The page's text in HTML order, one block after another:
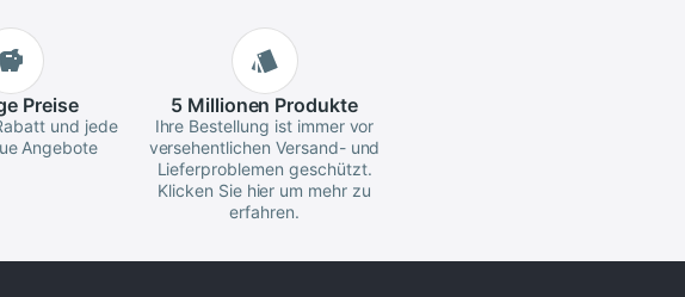
Preise
und jede
Angebote
5 Millionen Produkte
Ihre Bestellung ist immer vor
versehentlichen Versand- und
Lieferproblemen geschützt.
Klicken Sie hier um mehr zu
erfahren.